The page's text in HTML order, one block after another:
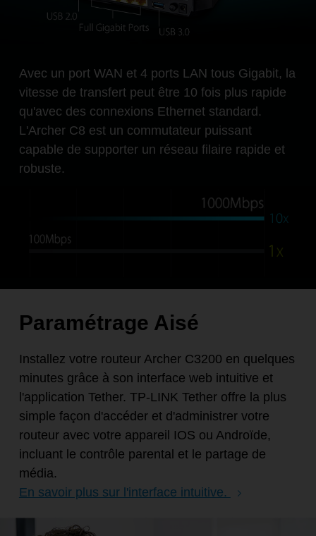
Avec un port WAN et 4 ports LAN tous Gigabit, la
vitesse de transfert peut être 10 fois plus rapide
qu'avec des connexions Ethernet standard.
L'Archer C8 est un commutateur puissant
capable de supporter un réseau filaire rapide et
robuste.
Paramétrage Aisé
Installez votre routeur Archer C3200 en quelques
minutes grâce à son interface web intuitive et
l'application Tether. TP-LINK Tether offre la plus
simple façon d'accéder et d'administrer votre
routeur avec votre appareil IOS ou Androïde,
incluant le contrôle parental et le partage de
média.
En savoir plus sur l'interface intuitive.